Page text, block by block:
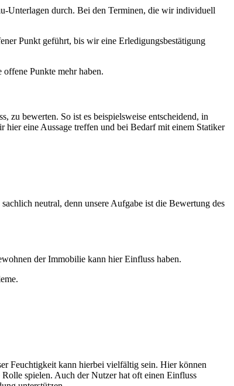
Unterlagen durch. Bei den Terminen, die wir individuell
Punkt geführt, bis wir eine Erledigungsbestätigung
Punkte mehr haben.
zu bewerten. So ist es beispielsweise entscheidend, in
eine Aussage treffen und bei Bedarf mit einem Statiker
neutral, denn unsere Aufgabe ist die Bewertung des
der Immobilie kann hier Einfluss haben.
Feuchtigkeit kann hierbei vielfältig sein. Hier können
spielen. Auch der Nutzer hat oft einen Einfluss